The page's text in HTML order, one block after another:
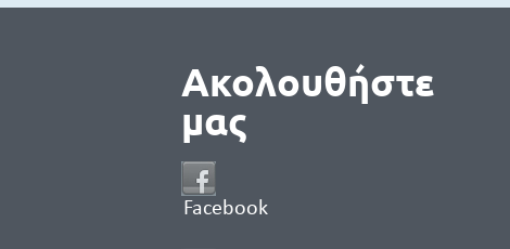
Ακολουθήστε
μας
Facebook